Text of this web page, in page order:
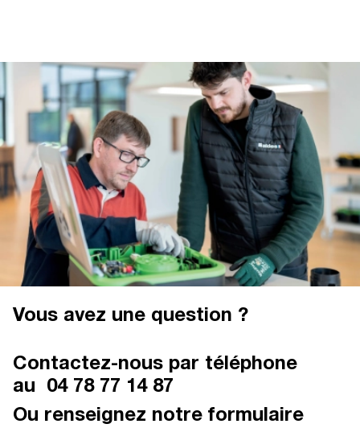
Vous avez une question ?
Contactez-nous par téléphone
au
04 78 77 14 87
Ou renseignez notre formulaire